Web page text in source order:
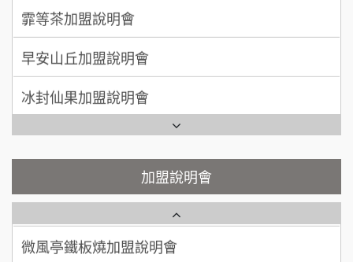
徐 先生/小姐
加盟預算
何 先生/小姐
加盟預算 100萬~300萬
呂 先生/小姐 新竹市
顏 先生/小姐 台北市
加盟預算
霏等茶加盟說明會
早安山丘加盟說明會
冰封仙果加盟說明會
Ramble Café 漫步藍咖啡加盟說明會
微風亭鐵板燒加盟說明會
【曉妍美妝】誠徵行政櫃檯
加盟說明會
莫尼早餐Morni加盟說明會
手作功夫茶加盟說明會
SHARE TEA歇腳亭加盟說明會
潮味決-湯滷專門店加盟說明會
鬍子茶加盟說明會
鮮茶道加盟說明會
微風亭鐵板燒加盟說明會